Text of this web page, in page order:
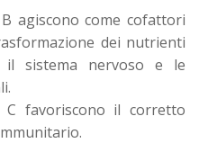
agiscono come cofattori
dei nutrienti
sistema nervoso e le
favoriscono il corretto